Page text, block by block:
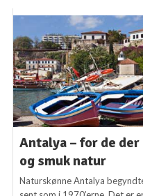
Antalya – for de
og smuk natur
Naturskønne Antalya